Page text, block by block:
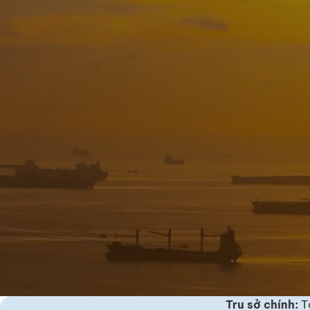
Trụ sở chính: